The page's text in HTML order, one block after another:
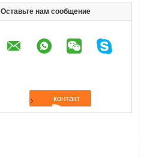
Оставьте нам сообщение